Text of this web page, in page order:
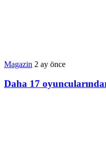
Magazin 2 ay önce
Daha 17